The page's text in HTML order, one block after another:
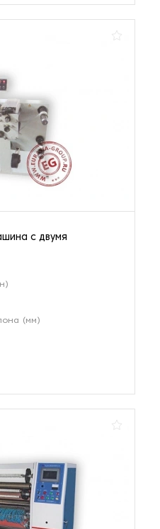
с двумя
(мм)